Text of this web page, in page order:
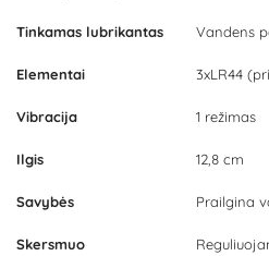
Tinkamas lubrikantas Vandens
Elementai 3xLR44
Vibracija 1 režimas
Ilgis 12,8 cm
Savybės Prailgina
Skersmuo